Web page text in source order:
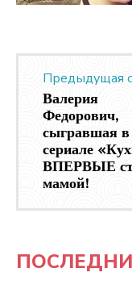
Предыдущая
Валерия
Федорович,
сыгравшая в
сериале
ВПЕРВЫЕ
мамой!